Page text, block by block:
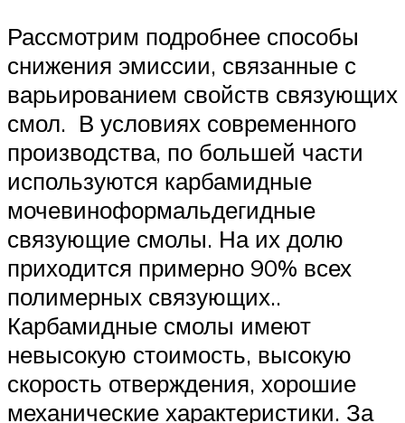
Рассмотрим подробнее способы
снижения эмиссии, связанные с
варьированием свойств связующих
смол. В условиях современного
производства, по большей части
используются карбамидные
мочевиноформальдегидные
связующие смолы. На их долю
приходится примерно 90% всех
полимерных связующих..
Карбамидные смолы имеют
невысокую стоимость, высокую
скорость отверждения, хорошие
механические характеристики. За